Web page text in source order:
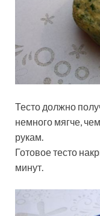
Тесто должно
немного мягче,
рукам.
Готовое тесто
минут.